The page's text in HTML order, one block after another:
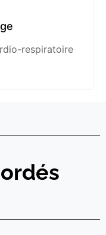
respiratoire